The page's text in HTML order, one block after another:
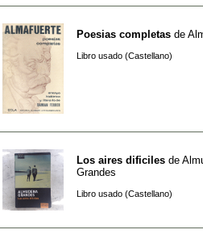
Poesias completas de
Libro usado (Castellano)
Los aires dificiles de
Grandes
Libro usado (Castellano)